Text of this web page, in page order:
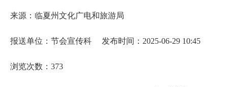
来源：临夏州文化广电和旅游局
报送单位：节会宣传科 发布时间：2025-06-29 10:45
浏览次数： 373